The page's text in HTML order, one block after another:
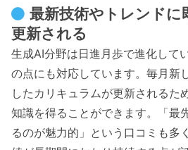
最新技術やトレンドに
更新される
生成AI分野は日進月歩で進化して
の点にも対応しています。毎月新
したカリキュラムが更新されるた
知識を得ることができます。「最
るのが魅力的」という口コミも多